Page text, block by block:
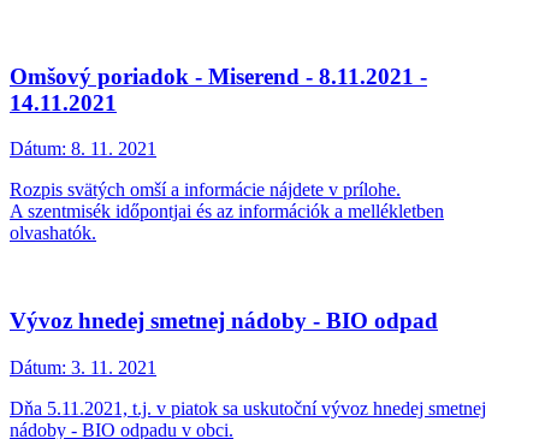
Omšový poriadok - Miserend - 8.11.2021 -
14.11.2021
Dátum: 8. 11. 2021
Rozpis svätých omší a informácie nájdete v prílohe.
A szentmisék időpontjai és az információk a mellékletben
olvashatók.
Vývoz hnedej smetnej nádoby - BIO odpad
Dátum: 3. 11. 2021
Dňa 5.11.2021, t.j. v piatok sa uskutoční vývoz hnedej smetnej
nádoby - BIO odpadu v obci.